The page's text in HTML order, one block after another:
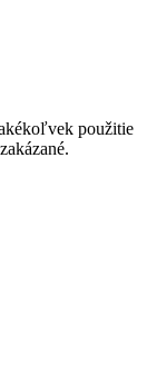
použitie